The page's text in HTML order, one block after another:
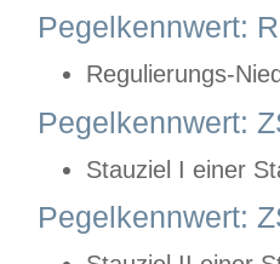
Pegelkennwert:
Regulierungs-
Pegelkennwert:
Stauziel I einer
Pegelkennwert: